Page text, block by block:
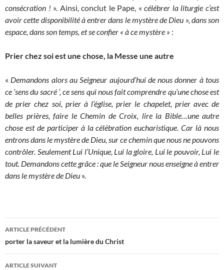
consécration ! ». Ainsi, conclut le Pape, « célébrer la liturgie c’est
avoir cette disponibilité à entrer dans le mystère de Dieu », dans son
espace, dans son temps, et se confier « à ce mystère » :
Prier chez soi est une chose, la Messe une autre
« Demandons alors au Seigneur aujourd’hui de nous donner à tous
ce ‘sens du sacré ‘, ce sens qui nous fait comprendre qu’une chose est
de prier chez soi, prier à l’église, prier le chapelet, prier avec de
belles prières, faire le Chemin de Croix, lire la Bible…une autre
chose est de participer à la célébration eucharistique. Car là nous
entrons dans le mystère de Dieu, sur ce chemin que nous ne pouvons
contrôler. Seulement Lui l’Unique, Lui la gloire, Lui le pouvoir, Lui le
tout. Demandons cette grâce : que le Seigneur nous enseigne à entrer
dans le mystère de Dieu ».
Navigation
des
articles
ARTICLE PRÉCÉDENT
porter la saveur et la lumière du Christ
ARTICLE SUIVANT